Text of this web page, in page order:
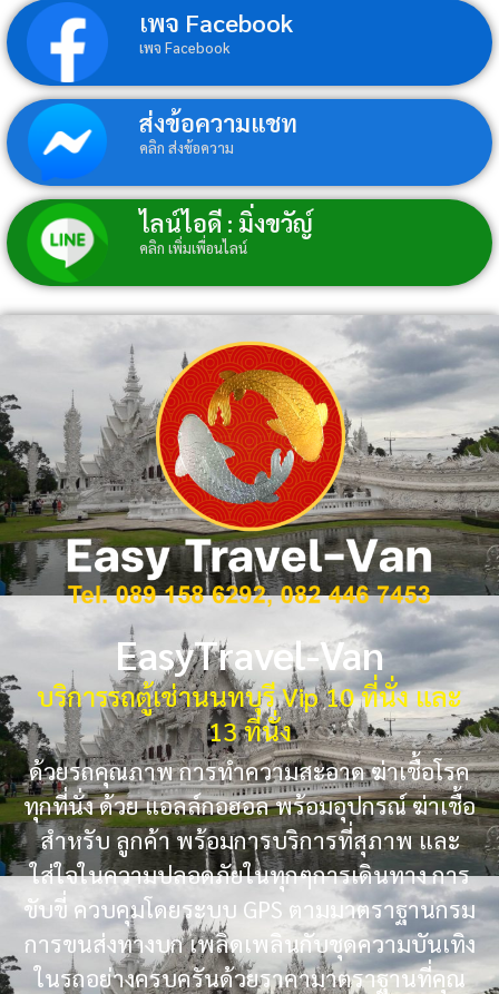
เพจ Facebook
เพจ Facebook
ส่งข้อความแชท
คลิก ส่งข้อความ
ไลน์ไอดี : มิ่งขวัญ์
คลิก เพิ่มเพื่อนไลน์
EasyTravel-Van
บริการรถตู้เช่านนทบุรี Vip 10 ที่นั่ง และ
13 ที่นั่ง
ด้วยรถคุณภาพ การทำความสะอาด ฆ่าเชื้อโรค
ทุกที่นั่ง ด้วย แอลล์กอฮอล พร้อมอุปกรณ์ ฆ่าเชื้อ
สำหรับ ลูกค้า พร้อมการบริการที่สุภาพ และ
ใส่ใจในความปลอดภัยในทุกๆการเดินทาง การ
ขับขี่ ควบคุมโดยระบบ GPS ตามมาตราฐานกรม
การขนส่งทางบก เพลิดเพลินกับชุดความบันเทิง
ในรถอย่างครบครันด้วยราคามาตราฐานที่คุณ